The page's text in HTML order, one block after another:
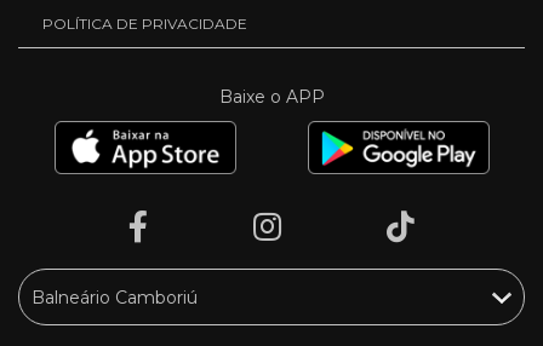
POLÍTICA DE PRIVACIDADE
Baixe o APP